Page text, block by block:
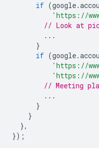
if (google.
'https://
// Look at
...
}
if (google.
'https://
'https://
// Meeting
...
}
}
},
});